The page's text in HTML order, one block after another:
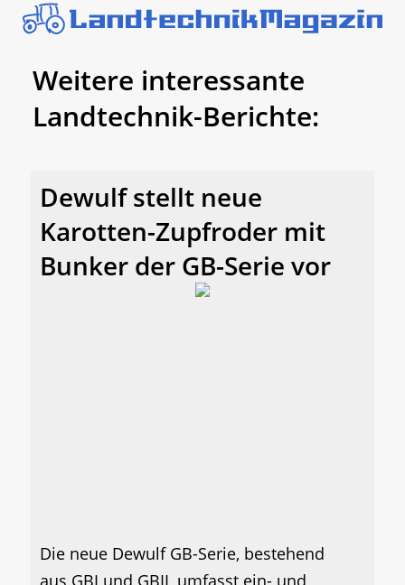
Weitere interessante
Landtechnik-Berichte:
Dewulf stellt neue
Karotten-Zupfroder mit
Bunker der GB-Serie vor
Die neue Dewulf GB-Serie, bestehend
aus GBI und GBII, umfasst ein- und